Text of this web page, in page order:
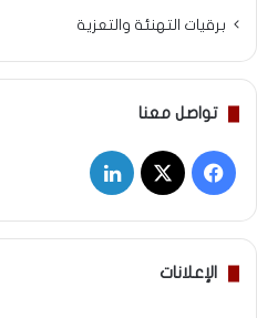
برقيات التهنئة والتعزية
تواصل معنا
فيسبوك
‫X لينكدإن
الإعلانات